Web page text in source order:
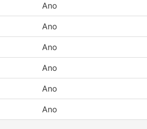
Ano
Ano
Ano
Ano
Ano
Ano